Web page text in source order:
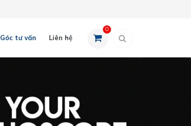
0
Góc tư vấn Liên hệ